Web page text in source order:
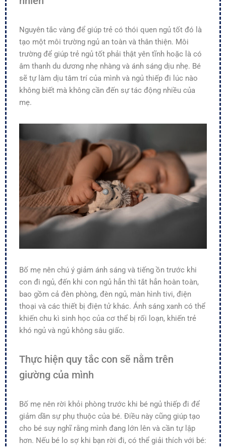
Nguyên tắc vàng để giúp trẻ có thói quen ngủ tốt đó là
tạo một môi trường ngủ an toàn và thân thiện. Môi
trường để giúp trẻ ngủ tốt phải thật yên tĩnh hoặc là có
âm thanh du dương nhẹ nhàng và ánh sáng dịu nhẹ. Bé
sẽ tự làm dịu tâm trí của mình và ngủ thiếp đi lúc nào
không biết mà không cần đến sự tác động nhiều của
mẹ.
Bố mẹ nên chú ý giảm ánh sáng và tiếng ồn trước khi
con đi ngủ, đến khi con ngủ hẳn thì tắt hẳn hoàn toàn,
bao gồm cả đèn phòng, đèn ngủ, màn hình tivi, điện
thoại và các thiết bị điện tử khác. Ánh sáng xanh có thể
khiến chu kì sinh học của cơ thể bị rối loạn, khiến trẻ
khó ngủ và ngủ không sâu giấc.
Thực hiện quy tắc con sẽ nằm trên
giường của mình
Bố mẹ nên rời khỏi phòng trước khi bé ngủ thiếp đi để
giảm dần sự phụ thuộc của bé. Điều này cũng giúp tạo
cho bé suy nghĩ rằng mình đang lớn lên và cần tự lập
hơn. Nếu bé lo sợ khi bạn rời đi, có thể giải thích với bé: